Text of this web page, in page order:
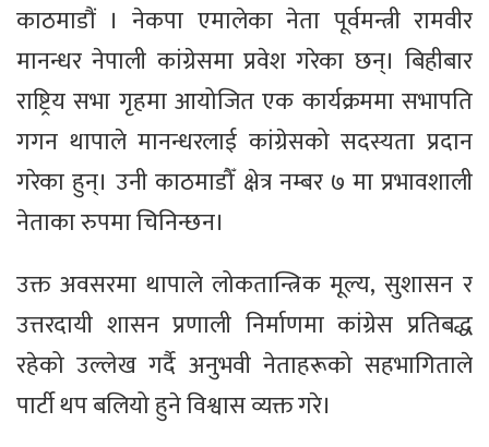
काठमाडौं । नेकपा एमालेका नेता पूर्वमन्त्री रामवीर
मानन्धर नेपाली कांग्रेसमा प्रवेश गरेका छन्। बिहीबार
राष्ट्रिय सभा गृहमा आयोजित एक कार्यक्रममा सभापति
गगन थापाले मानन्धरलाई कांग्रेसको सदस्यता प्रदान
गरेका हुन्। उनी काठमाडौँ क्षेत्र नम्बर ७ मा प्रभावशाली
नेताका रुपमा चिनिन्छन।
उक्त अवसरमा थापाले लोकतान्त्रिक मूल्य, सुशासन र
उत्तरदायी शासन प्रणाली निर्माणमा कांग्रेस प्रतिबद्ध
रहेको उल्लेख गर्दै अनुभवी नेताहरूको सहभागिताले
पार्टी थप बलियो हुने विश्वास व्यक्त गरे।